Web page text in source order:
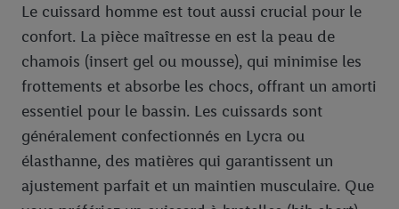
Le cuissard homme est tout aussi crucial pour le
confort. La pièce maîtresse en est la peau de
chamois (insert gel ou mousse), qui minimise les
frottements et absorbe les chocs, offrant un amorti
essentiel pour le bassin. Les cuissards sont
généralement confectionnés en Lycra ou
élasthanne, des matières qui garantissent un
ajustement parfait et un maintien musculaire. Que